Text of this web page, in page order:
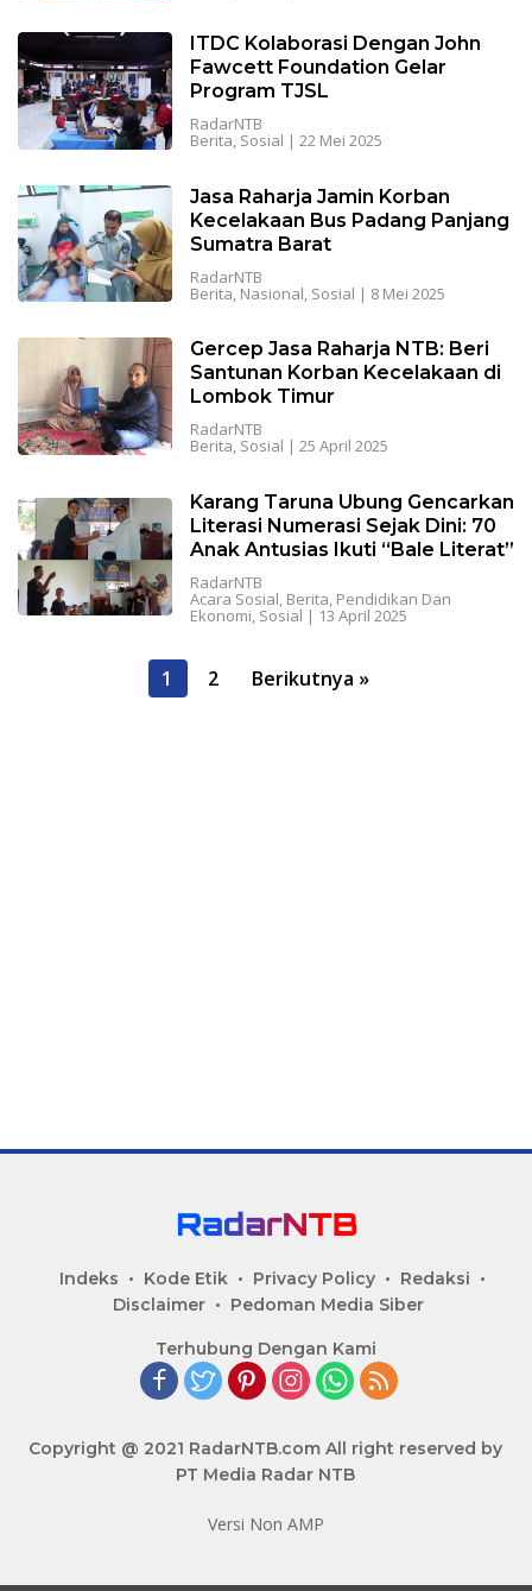
ITDC Kolaborasi Dengan John
Fawcett Foundation Gelar
Program TJSL
RadarNTB
Berita, Sosial | 22 Mei 2025
Jasa Raharja Jamin Korban
Kecelakaan Bus Padang Panjang
Sumatra Barat
RadarNTB
Berita, Nasional, Sosial | 8 Mei 2025
Gercep Jasa Raharja NTB: Beri
Santunan Korban Kecelakaan di
Lombok Timur
RadarNTB
Berita, Sosial | 25 April 2025
Karang Taruna Ubung Gencarkan
Literasi Numerasi Sejak Dini: 70
Anak Antusias Ikuti “Bale Literat”
RadarNTB
Acara Sosial, Berita, Pendidikan Dan
Ekonomi, Sosial | 13 April 2025
1 2 Berikutnya »
Indeks Kode Etik Privacy Policy
Redaksi
Disclaimer
Pedoman Media Siber
Terhubung Dengan Kami
Copyright @ 2021 RadarNTB.com All right reserved by
PT Media Radar NTB
Versi Non AMP